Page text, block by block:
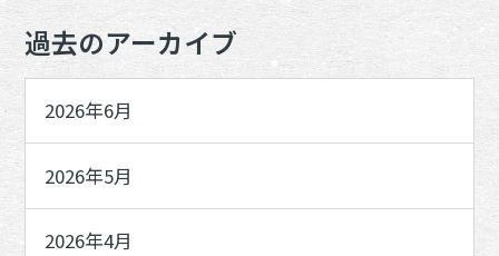
過去のアーカイブ
2026年6月
2026年5月
2026年4月